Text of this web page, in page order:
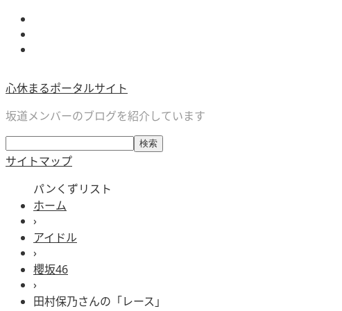
心休まるポータルサイト
坂道メンバーのブログを紹介しています
サイトマップ
パンくずリスト
ホーム
›
アイドル
›
櫻坂46
›
田村保乃さんの「レース」